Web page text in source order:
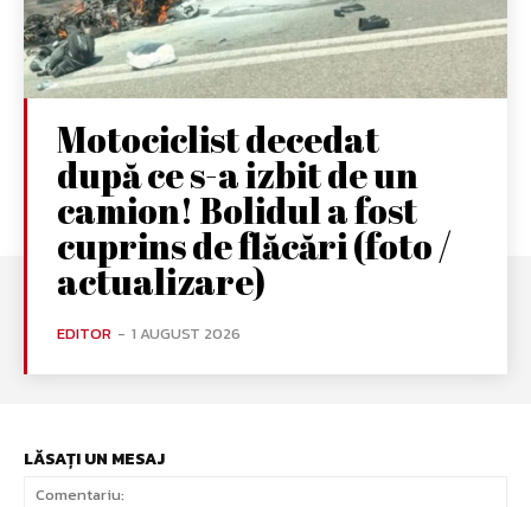
Motociclist decedat
după ce s-a izbit de un
camion! Bolidul a fost
cuprins de flăcări (foto /
actualizare)
EDITOR - 1 AUGUST 2026
LĂSAȚI UN MESAJ